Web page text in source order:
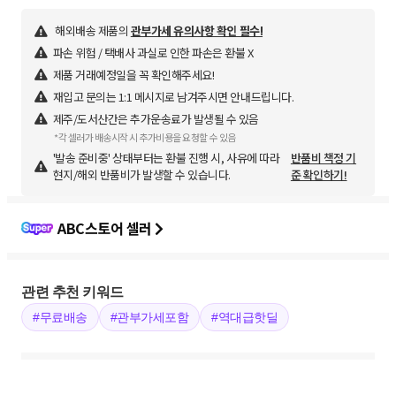
해외배송 제품의 관부가세 유의사항 확인 필수!
파손 위험 / 택배사 과실로 인한 파손은 환불 X
제품 거래예정일을 꼭 확인해주세요!
재입고 문의는 1:1 메시지로 남겨주시면 안내드립니다.
제주/도서산간은 추가운송료가 발생될 수 있음
*각 셀러가 배송시작 시 추가비용을 요청할 수 있음
'발송 준비중' 상태부터는 환불 진행 시, 사유에 따라
현지/해외 반품비가 발생할 수 있습니다.
반품비 책정 기
준 확인하기!
ABC스토어 셀러
관련 추천 키워드
#무료배송 #관부가세포함 #역대급핫딜